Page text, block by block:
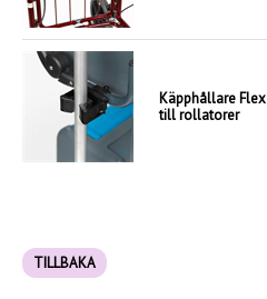
Käpphållare Flex
till rollatorer
TILLBAKA